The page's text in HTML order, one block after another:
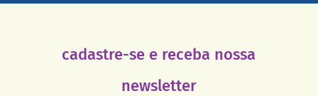
cadastre-se e receba nossa
newsletter